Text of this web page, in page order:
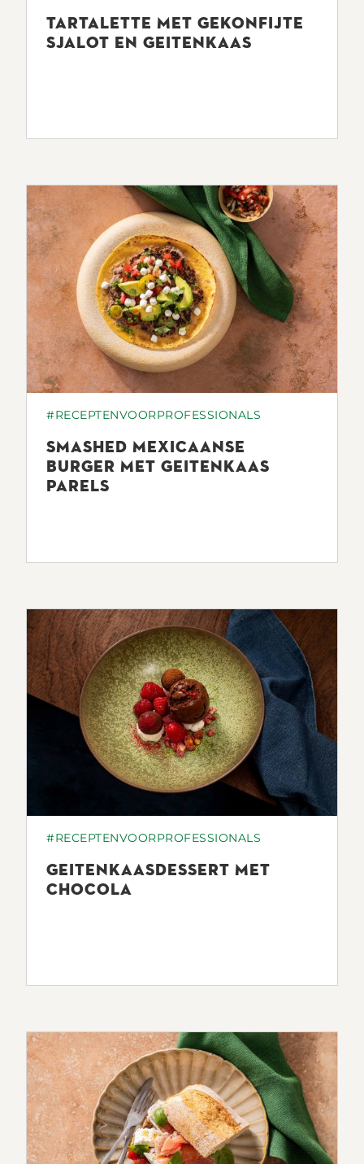
TARTALETTE MET GEKONFIJTE
SJALOT EN GEITENKAAS
#RECEPTENVOORPROFESSIONALS
SMASHED MEXICAANSE
BURGER MET GEITENKAAS
PARELS
#RECEPTENVOORPROFESSIONALS
GEITENKAASDESSERT MET
CHOCOLA